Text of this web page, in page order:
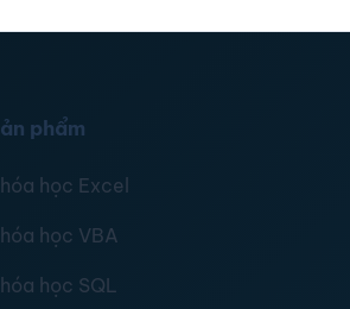
phẩm
học Excel
học VBA
học SQL